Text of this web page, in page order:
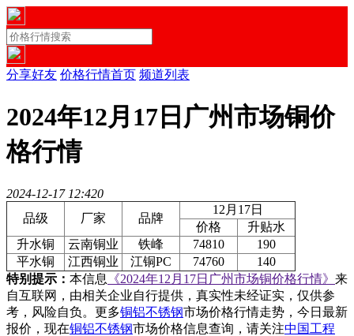
分享好友 价格行情首页 频道列表
2024年12月17日广州市场铜价
格行情
2024-12-17 12:420
品级
厂家 品牌
12月17日
价格
升贴水
升水铜
云南铜业 铁峰 74810
190
平水铜
江西铜业 江铜PC 74760
140
特别提示： 本信息 《2024年12月17日广州市场铜价格行情》 来
自互联网，由相关企业自行提供，真实性未经证实，仅供参
考，风险自负。更多铜铝不锈钢市场价格行情走势，今日最新
报价，现在铜铝不锈钢市场价格信息查询，请关注中国工程